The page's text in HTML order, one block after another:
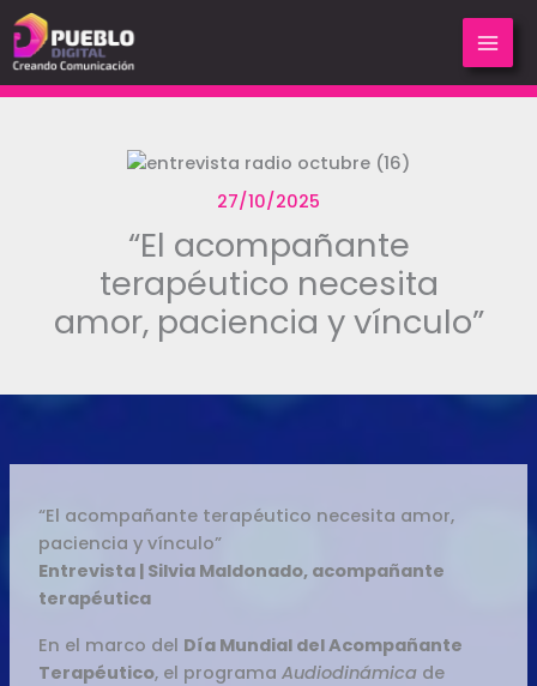
al
contenido
27/10/2025
“El acompañante
terapéutico necesita
amor, paciencia y vínculo”
“El acompañante terapéutico necesita amor,
paciencia y vínculo”
Entrevista | Silvia Maldonado, acompañante
terapéutica
En el marco del Día Mundial del Acompañante
Terapéutico, el programaAudiodinámica de